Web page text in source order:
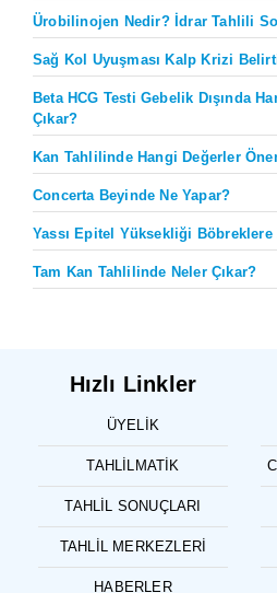
Ürobilinojen Nedir? İdrar Tahlili
Sağ Kol Uyuşması Kalp Krizi
Beta HCG Testi Gebelik Dışında
Çıkar?
Kan Tahlilinde Hangi Değerler
Concerta Beyinde Ne Yapar?
Yassı Epitel Yüksekliği
Tam Kan Tahlilinde Neler Çıkar?
Hızlı Linkler
ÜYELIK
TAHLILMATIK
TAHLIL SONUÇLARI
TAHLIL MERKEZLERI
HABERLER